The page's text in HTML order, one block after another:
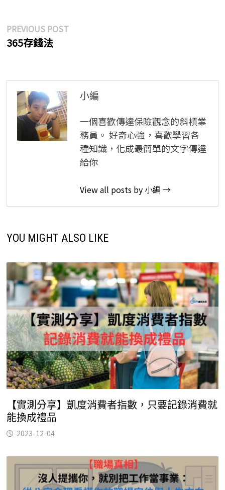
文
章
覽
PREVIOUS POSTPrevious
365存錢法
小編
一個喜歡傳達保險觀念的斜槓業
務員。 好奇心強，喜歡學習各
種知識，化成最簡單的文字傳達
給你
View all posts by 小編 →
YOU MIGHT ALSO LIKE
【實測分享】凱度消費者指數，只要記錄消費就
能換成禮品
2023-12-04